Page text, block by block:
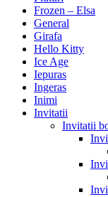
Frozen – Elsa
General
Girafa
Hello Kitty
Ice Age
Iepuras
Ingeras
Inimi
Invitatii
Invitatii